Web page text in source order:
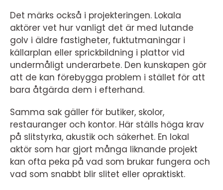
Det märks också i projekteringen. Lokala
aktörer vet hur vanligt det är med lutande
golv i äldre fastigheter, fuktutmaningar i
källarplan eller sprickbildning i plattor vid
undermåligt underarbete. Den kunskapen gör
att de kan förebygga problem i stället för att
bara åtgärda dem i efterhand.
Samma sak gäller för butiker, skolor,
restauranger och kontor. Här ställs höga krav
på slitstyrka, akustik och säkerhet. En lokal
aktör som har gjort många liknande projekt
kan ofta peka på vad som brukar fungera och
vad som snabbt blir slitet eller opraktiskt.